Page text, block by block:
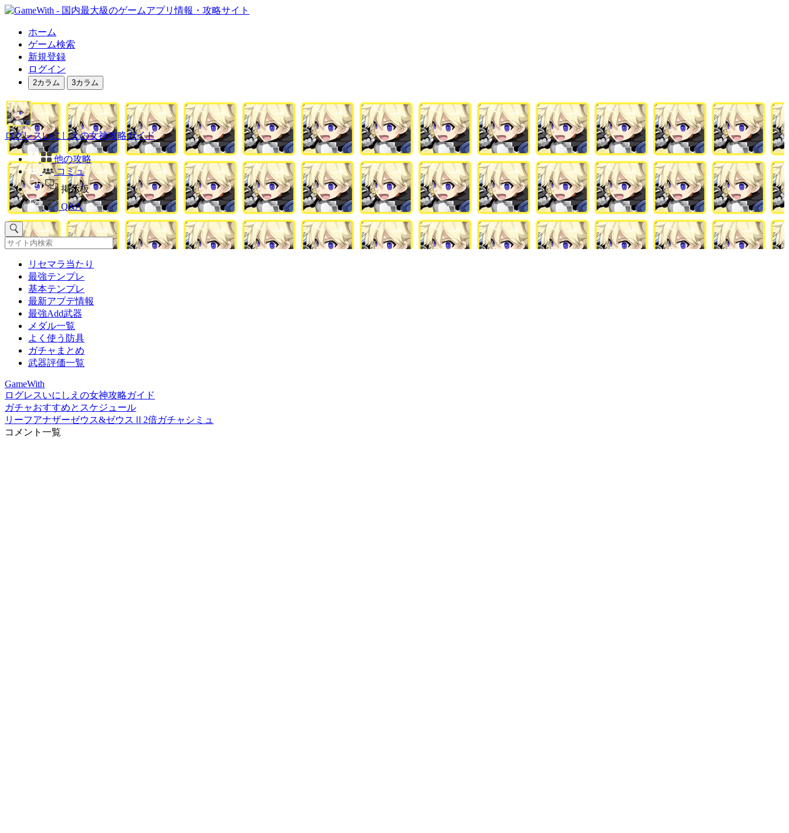
ホーム
ゲーム検索
新規登録
ログイン
2カラム 3カラム
ログレスいにしえの女神攻略ガイド
他の攻略
コミュ
掲示板
Q&A
リセマラ当たり
最強テンプレ
基本テンプレ
最新アプデ情報
最強Add武器
メダル一覧
よく使う防具
ガチャまとめ
武器評価一覧
GameWith
ログレスいにしえの女神攻略ガイド
ガチャおすすめとスケジュール
リーフアナザーゼウス&ゼウスⅡ2倍ガチャシミュ
コメント一覧